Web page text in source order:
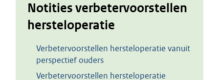
Notities verbetervoorstellen
hersteloperatie
Verbetervoorstellen hersteloperatie vanuit
perspectief ouders
Verbetervoorstellen hersteloperatie